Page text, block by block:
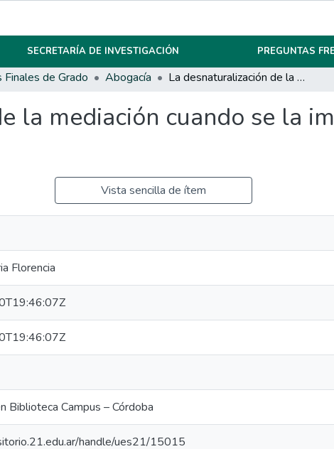
SECRETARÍA DE INVESTIGACIÓN PREGUNTAS
Finales de Grado Abogacía La desnaturalización de la mediación cuando se la impone como instancia obligatoria.
la mediación cuando se la
Vista sencilla de ítem
Florencia
Biblioteca Campus – Córdoba
handle/ues21/15015